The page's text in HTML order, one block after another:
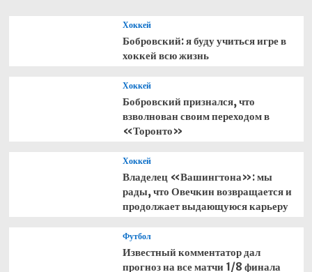
Хоккей
Бобровский: я буду учиться игре в
хоккей всю жизнь
Хоккей
Бобровский признался, что
взволнован своим переходом в
«Торонто»
Хоккей
Владелец «Вашингтона»: мы
рады, что Овечкин возвращается и
продолжает выдающуюся карьеру
Футбол
Известный комментатор дал
прогноз на все матчи 1/8 финала